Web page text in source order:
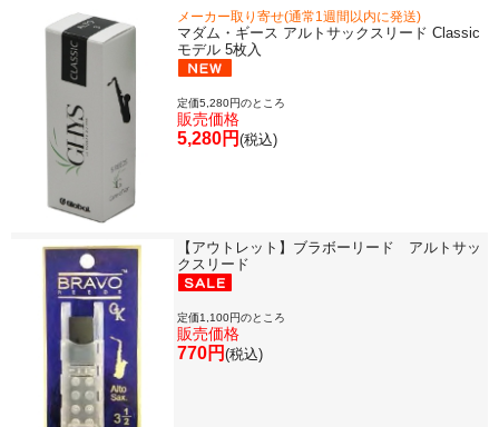
メーカー取り寄せ(通常1週間以内に発送)
マダム・ギース アルトサックスリード Classic
モデル 5枚入
定価5,280円のところ
販売価格
5,280円 (税込)
【アウトレット】ブラボーリード アルトサッ
クスリード
定価1,100円のところ
販売価格
770円 (税込)